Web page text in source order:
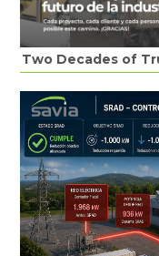
Two Decades of